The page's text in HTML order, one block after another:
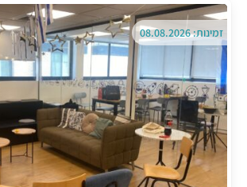
זמינות: 08.08.2026